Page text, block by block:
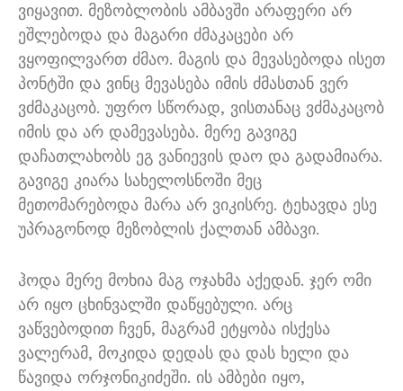
ვიყავით. მეზობლობის ამბავში არაფერი არ
ეშლებოდა და მაგარი ძმაკაცები არ
ვყოფილვართ ძმაო. მაგის და მევასებოდა ისეთ
პონტში და ვინც მევასება იმის ძმასთან ვერ
ვძმაკაცობ. უფრო სწორად, ვისთანაც ვძმაკაცობ
იმის და არ დამევასება. მერე გავიგე
დაჩათლახობს ეგ ვანიევის დაო და გადამიარა.
გავიგე კიარა სახელოსნოში მეც
მეთომარებოდა მარა არ ვიკისრე. ტეხავდა ესე
უპრაგონოდ მეზობლის ქალთან ამბავი.
ჰოდა მერე მოხია მაგ ოჯახმა აქედან. ჯერ ომი
არ იყო ცხინვალში დაწყებული. არც
ვაწვებოდით ჩვენ, მაგრამ ეტყობა ისქესა
ვალერამ, მოკიდა დედას და დას ხელი და
წავიდა ორჯონიკიძეში. ის ამბები იყო,